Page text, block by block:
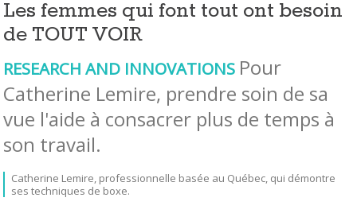
Les femmes qui font tout ont besoin
de TOUT VOIR
RESEARCH AND INNOVATIONS Pour
Catherine Lemire, prendre soin de sa
vue l'aide à consacrer plus de temps à
son travail.
Catherine Lemire, professionnelle basée au Québec, qui démontre
ses techniques de boxe.